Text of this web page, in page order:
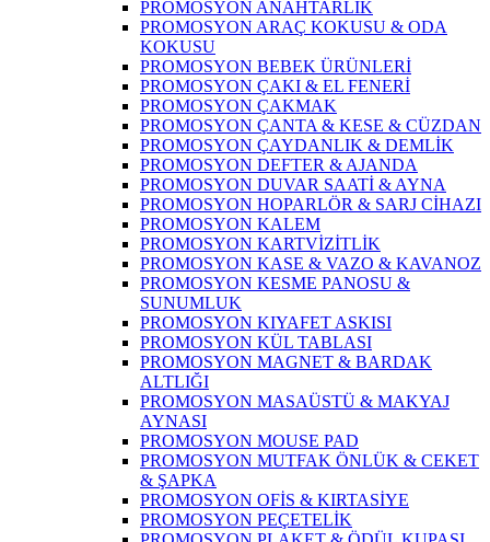
PROMOSYON ANAHTARLIK
PROMOSYON ARAÇ KOKUSU & ODA
KOKUSU
PROMOSYON BEBEK ÜRÜNLERİ
PROMOSYON ÇAKI & EL FENERİ
PROMOSYON ÇAKMAK
PROMOSYON ÇANTA & KESE & CÜZDAN
PROMOSYON ÇAYDANLIK & DEMLİK
PROMOSYON DEFTER & AJANDA
PROMOSYON DUVAR SAATİ & AYNA
PROMOSYON HOPARLÖR & SARJ CİHAZI
PROMOSYON KALEM
PROMOSYON KARTVİZİTLİK
PROMOSYON KASE & VAZO & KAVANOZ
PROMOSYON KESME PANOSU &
SUNUMLUK
PROMOSYON KIYAFET ASKISI
PROMOSYON KÜL TABLASI
PROMOSYON MAGNET & BARDAK
ALTLIĞI
PROMOSYON MASAÜSTÜ & MAKYAJ
AYNASI
PROMOSYON MOUSE PAD
PROMOSYON MUTFAK ÖNLÜK & CEKET
& ŞAPKA
PROMOSYON OFİS & KIRTASİYE
PROMOSYON PEÇETELİK